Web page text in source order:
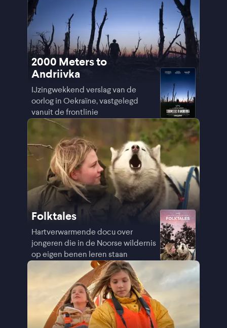
2000 Meters to
Andriivka
IJzingwekkend verslag van de
oorlog in Oekraïne, vastgelegd
vanuit de frontlinie
Folktales
Hartverwarmende docu over
jongeren die in de Noorse wildernis
op eigen benen leren staan